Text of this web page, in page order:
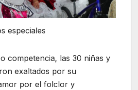
especiales
competencia, las 30 niñas y
exaltados por su
por el folclor y